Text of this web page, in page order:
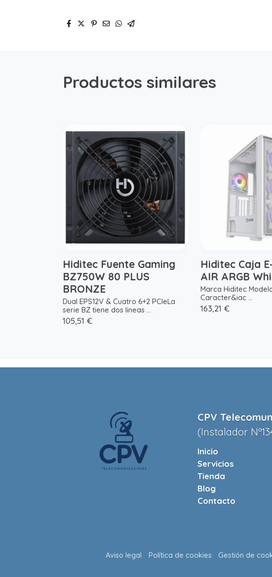
Productos similares
Hiditec Fuente Gaming
BZ750W 80 PLUS
BRONZE
Dual EPS12V & Cuatro 6+2 PCIeLa
serie BZ tiene dos lineas ...
105,51 €
Hiditec Caja
AIR ARGB
Marca Hiditec
Caracter&iac ...
163,21 €
CPV
(Instalador
Inicio
Servicios
Tienda
Blog
Contacto
Aviso legal Política de cookies Gestión de